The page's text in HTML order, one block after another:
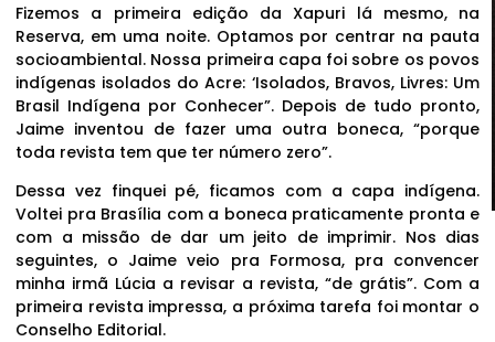
Fizemos a primeira edição da Xapuri lá mesmo, na
Reserva, em uma noite. Optamos por centrar na pauta
socioambiental. Nossa primeira capa foi sobre os povos
indígenas isolados do Acre: ‘Isolados, Bravos, Livres: Um
Brasil Indígena por Conhecer”. Depois de tudo pronto,
Jaime inventou de fazer uma outra boneca, “porque
toda revista tem que ter número zero”.
Dessa vez finquei pé, ficamos com a capa indígena.
Voltei pra Brasília com a boneca praticamente pronta e
com a missão de dar um jeito de imprimir. Nos dias
seguintes, o Jaime veio pra Formosa, pra convencer
minha irmã Lúcia a revisar a revista, “de grátis”. Com a
primeira revista impressa, a próxima tarefa foi montar o
Conselho Editorial.